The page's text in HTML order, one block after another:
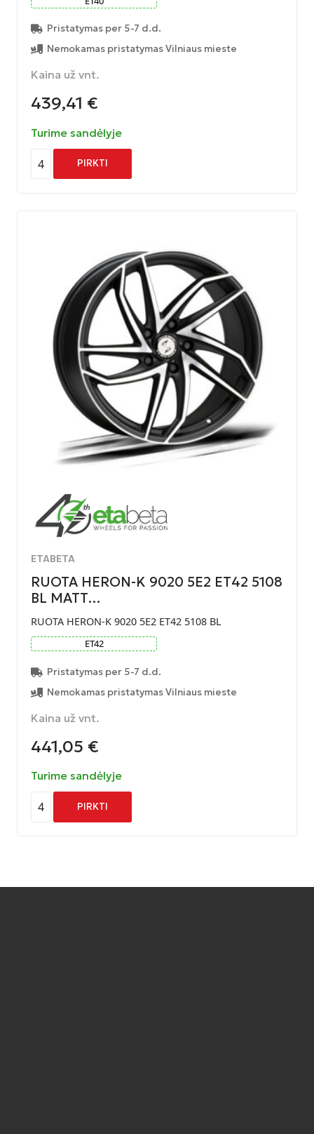
Pristatymas per 5-7 d.d.
Nemokamas pristatymas Vilniaus mieste
Kaina už vnt.
439,41 €
Turime sandėlyje
4 PIRKTI
ETABETA
RUOTA HERON-K 9020 5E2 ET42 5108
BL MATT…
RUOTA HERON-K 9020 5E2 ET42 5108 BL
ET42
Pristatymas per 5-7 d.d.
Nemokamas pristatymas Vilniaus mieste
Kaina už vnt.
441,05 €
Turime sandėlyje
4 PIRKTI